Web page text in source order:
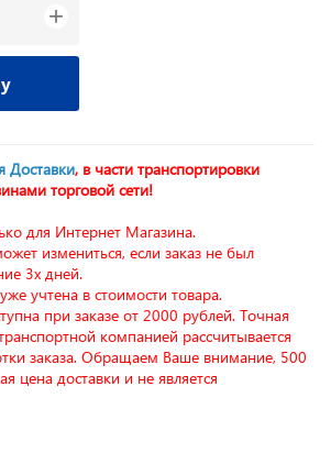
+
Доставки, в части транспортировки
торговой сети!
для Интернет Магазина.
измениться, если заказ не был
3х дней.
учтена в стоимости товара.
при заказе от 2000 рублей. Точная
компанией рассчитывается
заказа. Обращаем Ваше внимание, 500
цена доставки и не является